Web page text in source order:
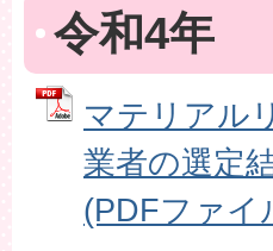
令和4年
マテリアル
業者の選定
(PDFファイ